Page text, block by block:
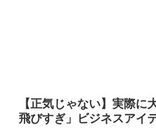
【正気じゃない】実際に
飛びすぎ」ビジネスアイ